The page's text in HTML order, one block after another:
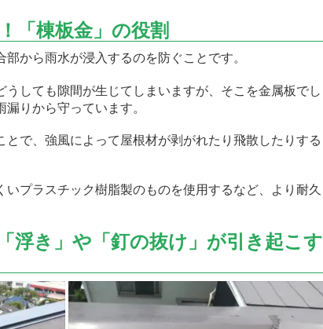
「棟板金」の役割
から雨水が浸入するのを防ぐことです。
うしても隙間が生じてしまいますが、そこを金属板でし
りから守っています。
とで、強風によって屋根材が剥がれたり飛散したりする
プラスチック樹脂製のものを使用するなど、より耐久
浮き」や「釘の抜け」が引き起こす